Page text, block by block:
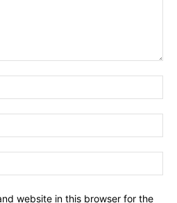
website in this browser for the